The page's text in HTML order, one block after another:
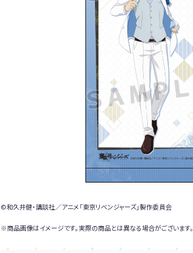
©和久井健・講談社／アニメ「東京リベンジャーズ」製作委員会
※商品画像はイメージです。実際の商品とは異なる場合がございます。